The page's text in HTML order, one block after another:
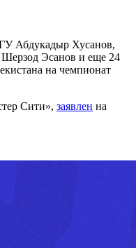
Абдукадыр Хусанов,
Эсанов и еще 24
на чемпионат
Сити», заявлен на